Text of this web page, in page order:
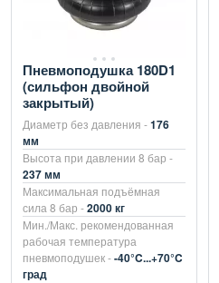
Пневмоподушка 180D1
(сильфон двойной
закрытый)
Диаметр без давления -176
мм
Высота при давлении 8 бар -
237 мм
Максимальная подъёмная
сила 8 бар -2000 кг
Мин./Макс. рекомендованная
рабочая температура
пневмоподушек --40°C...+70°C
град